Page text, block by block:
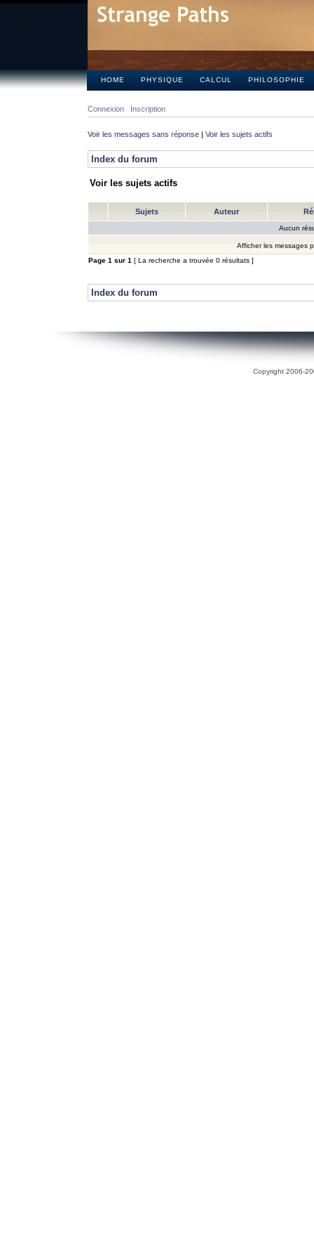
HOME PHYSIQUE CALCUL PHILOSOPHIE
Connexion Inscription
Voir les messages sans réponse | Voir les sujets actifs
Index du forum
Voir les sujets actifs
Sujets Auteur
Aucun
Afficher les messages
Page 1 sur 1 [ La recherche a trouvée 0 résultats ]
Index du forum
Copyright 2006-